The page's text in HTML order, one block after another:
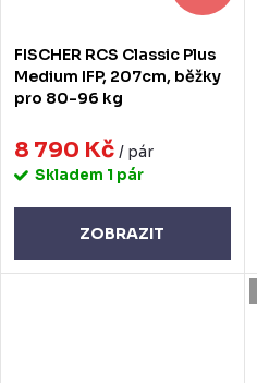
FISCHER RCS Classic Plus
Medium IFP, 207cm, běžky
pro 80-96 kg
8 790 Kč / pár
Skladem 1 pár
ZOBRAZIT